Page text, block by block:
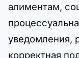
алиментам,
уведомления,
корректная